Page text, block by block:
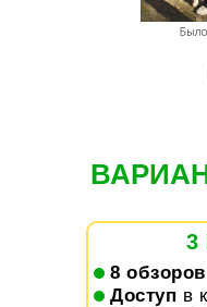
3
1. 8 обзоров
2. Доступ в